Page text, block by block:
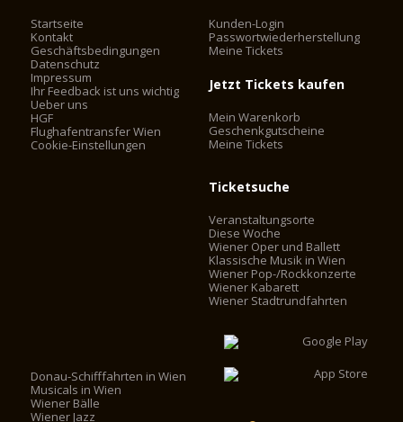
Startseite
Kontakt
Geschäftsbedingungen
Datenschutz
Impressum
Ihr Feedback ist uns wichtig
Ueber uns
HGF
Flughafentransfer Wien
Cookie-Einstellungen
Kunden-Login
Passwortwiederherstellung
Meine Tickets
Jetzt Tickets kaufen
Mein Warenkorb
Geschenkgutscheine
Meine Tickets
Ticketsuche
Veranstaltungsorte
Diese Woche
Wiener Oper und Ballett
Klassische Musik in Wien
Wiener Pop-/Rockkonzerte
Wiener Kabarett
Wiener Stadtrundfahrten
Donau-Schifffahrten in Wien
Musicals in Wien
Wiener Bälle
Wiener Jazz